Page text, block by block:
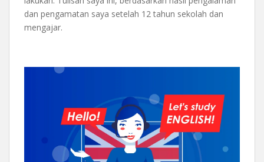
dan pengamatan saya setelah 12 tahun sekolah dan
mengajar.